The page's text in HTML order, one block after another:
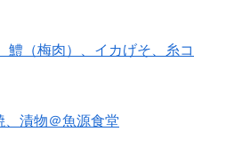
鱧（梅肉）、イカげそ、糸コ
漬物＠魚源食堂